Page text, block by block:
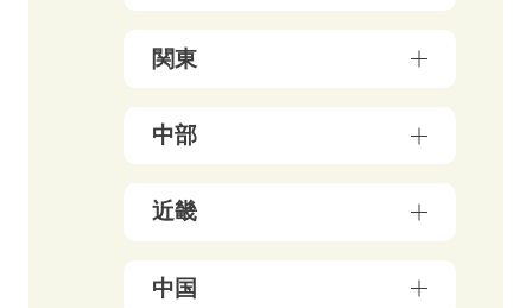
関東
中部
近畿
中国